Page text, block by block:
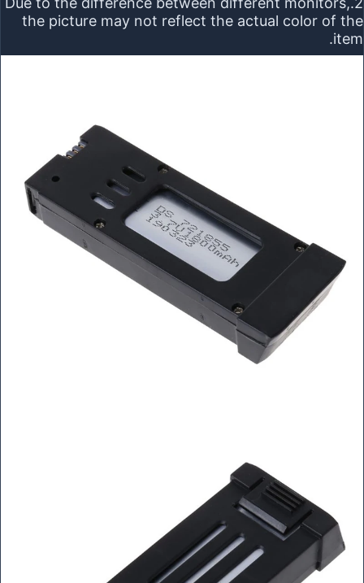
the picture may not reflect the actual color of the
item.